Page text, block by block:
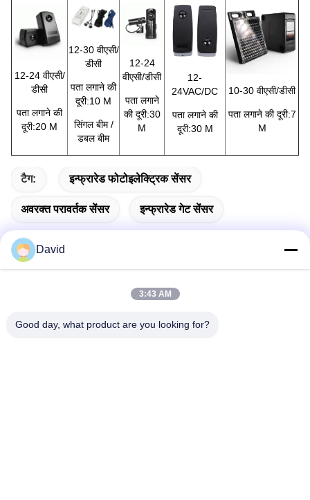
12-24 वीएसी/
डीसी
पता लगाने की
दूरी:20 M
12-30 वीएसी/
डीसी
पता लगाने की
दूरी:10 M
सिंगल बीम /
डबल बीम
12-24
वीएसी/डीसी
पता लगाने
की दूरी:30
M
12-
24VAC/DC
पता लगाने की
दूरी:30 M
10-30 वीएसी/डीसी
पता लगाने की दूरी:7
M
टैग: इन्फ्रारेड फोटोइलेक्ट्रिक सेंसर
अवरक्त परावर्तक सेंसर इन्फ्रारेड गेट सेंसर
पता
David
3:43 AM
Good day, what product are you looking for?